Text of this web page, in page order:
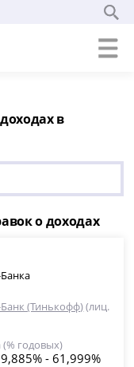
в
о доходах
Банк (Тинькофф)(лиц.
(% годовых)
- 61,999%